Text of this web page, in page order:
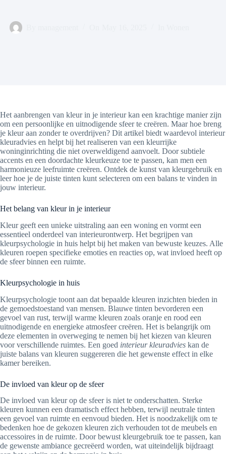
Het aanbrengen van kleur in je interieur kan een krachtige manier zijn
om een persoonlijke en uitnodigende sfeer te creëren. Maar hoe breng
je kleur aan zonder te overdrijven? Dit artikel biedt waardevol interieur
kleuradvies en helpt bij het realiseren van een kleurrijke
woninginrichting die niet overweldigend aanvoelt. Door subtiele
accents en een doordachte kleurkeuze toe te passen, kan men een
harmonieuze leefruimte creëren. Ontdek de kunst van kleurgebruik en
leer hoe je de juiste tinten kunt selecteren om een balans te vinden in
jouw interieur.
Het belang van kleur in je interieur
Kleur geeft een unieke uitstraling aan een woning en vormt een
essentieel onderdeel van interieurontwerp. Het begrijpen van
kleurpsychologie in huis helpt bij het maken van bewuste keuzes. Alle
kleuren roepen specifieke emoties en reacties op, wat invloed heeft op
de sfeer binnen een ruimte.
Kleurpsychologie in huis
Kleurpsychologie toont aan dat bepaalde kleuren inzichten bieden in
de gemoedstoestand van mensen. Blauwe tinten bevorderen een
gevoel van rust, terwijl warme kleuren zoals oranje en rood een
uitnodigende en energieke atmosfeer creëren. Het is belangrijk om
deze elementen in overweging te nemen bij het kiezen van kleuren
voor verschillende ruimtes. Een goed interieur kleuradvies kan de
juiste balans van kleuren suggereren die het gewenste effect in elke
kamer bereiken.
De invloed van kleur op de sfeer
De invloed van kleur op de sfeer is niet te onderschatten. Sterke
kleuren kunnen een dramatisch effect hebben, terwijl neutrale tinten
een gevoel van ruimte en eenvoud bieden. Het is noodzakelijk om te
bedenken hoe de gekozen kleuren zich verhouden tot de meubels en
accessoires in de ruimte. Door bewust kleurgebruik toe te passen, kan
de gewenste ambiance gecreëerd worden, wat uiteindelijk bijdraagt